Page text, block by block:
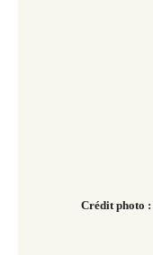
Crédit photo :